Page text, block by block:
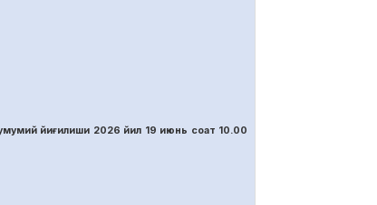
йиғилиши 2026 йил 19 июнь соат 10.00